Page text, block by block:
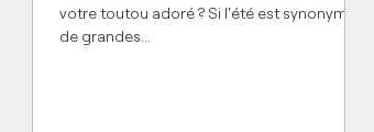
votre toutou adoré ? Si l'été est synonyme
de grandes...